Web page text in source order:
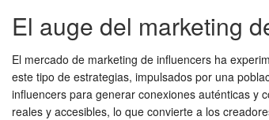
El auge del marketing
El mercado de marketing de influencers ha
este tipo de estrategias, impulsados por una
influencers para generar conexiones auténticas y
reales y accesibles, lo que convierte a los